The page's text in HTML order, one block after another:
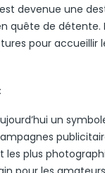
devenue une
quête de
pour accueillir
un
les plus